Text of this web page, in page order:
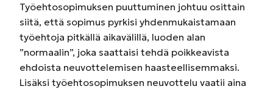
Työehtosopimuksen puuttuminen johtuu osittain
siitä, että sopimus pyrkisi yhdenmukaistamaan
työehtoja pitkällä aikavälillä, luoden alan
”normaalin”, joka saattaisi tehdä poikkeavista
ehdoista neuvottelemisen haasteellisemmaksi.
Lisäksi työehtosopimuksen neuvottelu vaatii aina